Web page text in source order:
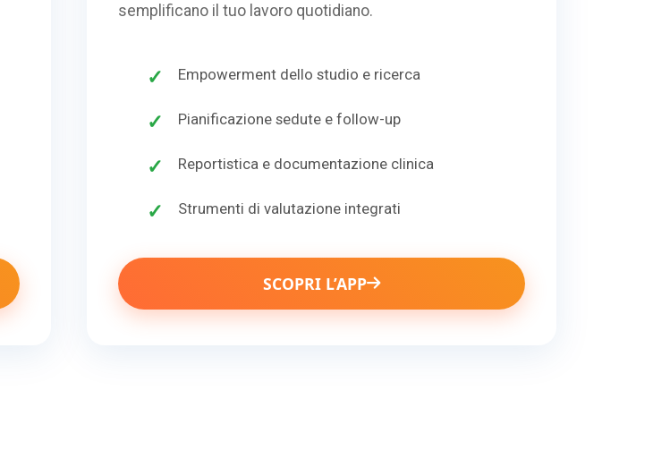
semplificano il tuo lavoro quotidiano.
Empowerment dello studio e ricerca
Pianificazione sedute e follow-up
Reportistica e documentazione clinica
Strumenti di valutazione integrati
SCOPRI L’APP